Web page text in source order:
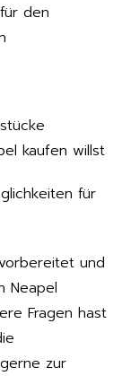
den
kaufen willst
für
und
Neapel
Fragen hast
zur